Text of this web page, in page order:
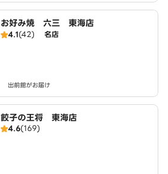
お好み焼 六三 東海店
4.1(42) 名店
出前館がお届け
餃子の王将 東海店
4.6(169)